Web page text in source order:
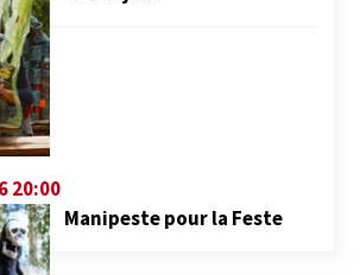
20:00
Manipeste pour la Feste